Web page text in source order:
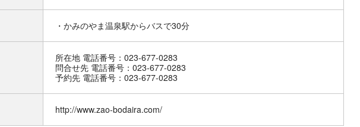
・かみのやま温泉駅からバスで30分
所在地 電話番号：023-677-0283
問合せ先 電話番号：023-677-0283
予約先 電話番号：023-677-0283
http://www.zao-bodaira.com/